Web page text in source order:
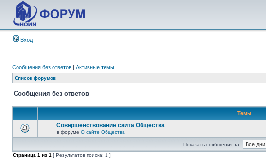
Вход
Сообщения без ответов | Активные темы
Список форумов
Сообщения без ответов
Темы
Совершенствование сайта Общества
в форуме О сайте Общества
Показать сообщения за:
Страница 1 из 1 [ Результатов поиска: 1 ]